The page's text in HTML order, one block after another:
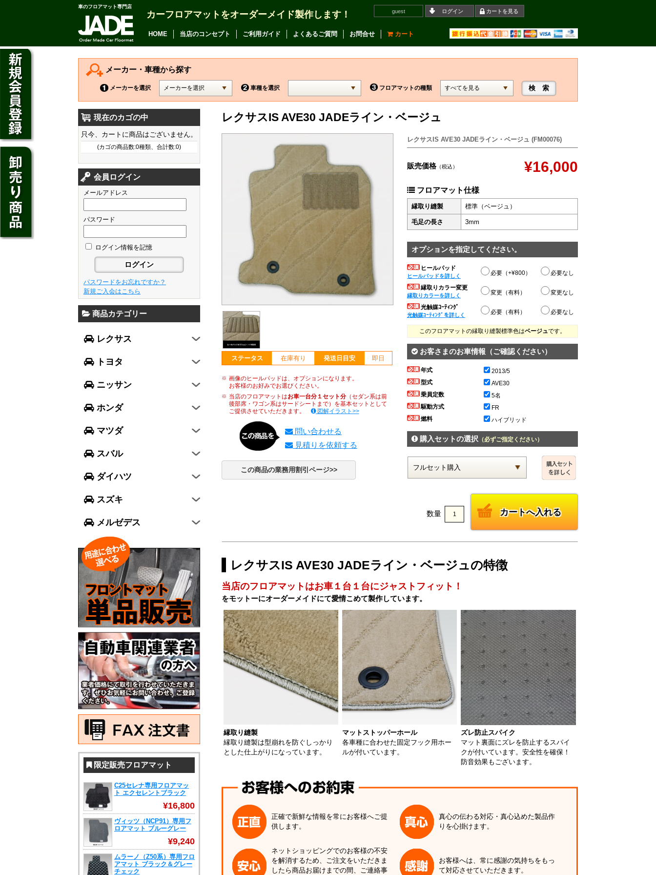
車のフロアマット専門店
カーフロアマットをオーダーメイド製作します！ guest ログイン カートを見る
HOME 当店のコンセプト ご利用ガイド よくあるご質問 お問合せ カート
メーカー・車種から探す
メーカーを選択 車種を選択 フロアマットの種類
レクサスIS AVE30 JADEライン・ベージュ
ステータス 在庫有り 発送日目安 即日
画像のヒールパッドは、オプションになります。
お客様のお好みでお選びください。
当店のフロアマットはお車一台分１セット分（セダン系は前
後部席・ワゴン系はサードシートまで）を基本セットとして
ご提供させていただきます。
図解イラスト>>
問い合わせる
見積りを依頼する
この商品の業務用割引ページ>>
レクサスIS AVE30 JADEライン・ベージュ (FM00076)
販売価格（税込） ¥16,000
フロアマット仕様
縁取り縫製 標準（ベージュ）
毛足の長さ 3mm
オプションを指定してください。
ヒールパッド
ヒールパッドを詳しく 必要（+¥800） 必要なし
縁取りカラー変更
縁取りカラーを詳しく 変更（有料） 変更なし
光触媒ｺｰﾃｨﾝｸﾞ
光触媒ｺｰﾃｨﾝｸﾞを詳しく 必要（有料） 必要なし
このフロアマットの縁取り縫製標準色はベージュです。
お客さまのお車情報（ご確認ください）
年式
2013/5
型式
AVE30
乗員定数
5名
駆動方式
FR
燃料
ハイブリッド
購入セットの選択（必ずご指定ください）
数量
レクサスIS AVE30 JADEライン・ベージュの特徴
当店のフロアマットはお車１台１台にジャストフィット！
をモットーにオーダーメイドにて愛情こめて製作しています。
縁取り縫製
縁取り縫製は型崩れを防ぐしっかり
とした仕上がりになっています。
マットストッパーホール
各車種に合わせた固定フック用ホー
ルが付いています。
ズレ防止スパイク
マット裏面にズレを防止するスパイ
クが付いています。安全性を確保！
防音効果もございます。
正確で新鮮な情報を常にお客様へご提
供します。
真心の伝わる対応・真心込めた製品作
りを心掛けます。
ネットショッピングでのお客様の不安
を解消するため、ご注文をいただきま
したら商品お届けまでの間、ご連絡事
お客様へは、常に感謝の気持ちをもっ
て対応させていただきます。
現在のカゴの中
只今、カートに商品はございません。
(カゴの商品数:0種類、合計数:0)
会員ログイン
メールアドレス
パスワード
ログイン情報を記憶
パスワードをお忘れですか？
新規ご入会はこちら
商品カテゴリー
レクサス
CT200h
HS250h
GS
GS F
NX
RX
LX570
RC
LC
トヨタ
アルファード
ヴェルファイア
カムリ
カローラ アクシオ
プレミオ
プリウス
SAI
クラウン アスリート
クラウン マジェスタ
クラウン ロイヤル
アベンシス
カローラ フィールダー
プリウスα
FJクルーザー
CH-R
ハリアー
86
ニッサン
デイズ
デイズ ルークス
ジューク
ノート
キューブ
セレナ
エルグランド
エクストレイル
ティアナ
スカイライン
GT-R
ホンダ
フィット
シャトル
ジェイド
フリード
N-ONE
N-BOX
N-BOX SLASH
N-BOX+
N-WGN
グレイス
ヴェゼル
マツダ
フレア
フレアワゴン
フレアクロスオーバー
キャロル
デミオ
アクセラ スポーツ
アテンザ ワゴン
CX-3
ビアンテ
スバル
レガシィ B4
レガシィ アウトバック
WRX S4
インプレッサ スポーツ
インプレッサ G4
エクシーガ クロスオーバー7
ダイハツ
ミラ イース
ミラ
ミラ ココア
ムーヴ キャンバス
タント
トール
スズキ
スペーシア
ハスラー
エヴリィワゴン
スイフト
ジムニー シエラ
メルゼデス
Aクラス
GLCクラス
限定販売フロアマット
C25セレナ専用フロアマッ
ト エクセレントブラック
¥16,800
ヴィッツ（NCP91）専用フ
ロアマット ブルーグレー
¥9,240
ムラーノ（Z50系）専用フロ
アマット ブラック＆グレー
チェック